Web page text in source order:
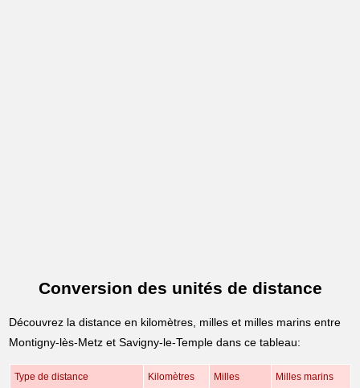
Conversion des unités de distance
Découvrez la distance en kilomètres, milles et milles marins entre
Montigny-lès-Metz et Savigny-le-Temple dans ce tableau:
Type de distance Kilomètres Milles Milles marins